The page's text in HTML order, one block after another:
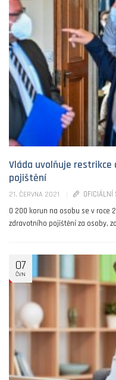
Vláda uvolňuje
pojištění
21. ČERVNA 2021 OFICIÁLNÍ
O 200 korun na osobu se v
zdravotního pojištění za osoby,
07
ČVN